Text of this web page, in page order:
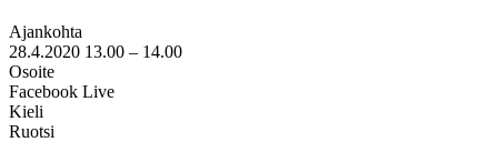
Ajankohta
28.4.2020 13.00 – 14.00
Osoite
Facebook Live
Kieli
Ruotsi